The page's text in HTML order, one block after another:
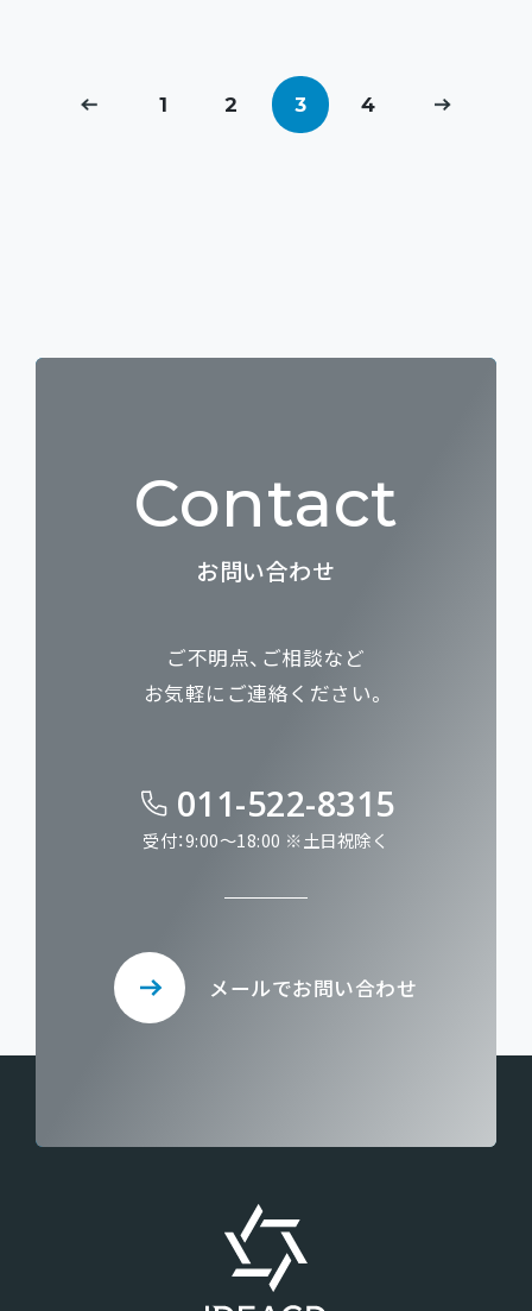
1 2 3 4
Contact
お問い合わせ
ご不明点、ご相談など
お気軽にご連絡ください。
011-522-8315
受付：9:00～18:00 ※土日祝除く
メールでお問い合わせ